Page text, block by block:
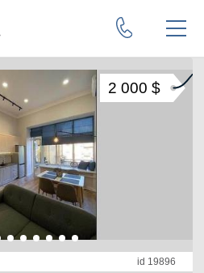
id 19896
2 000 $